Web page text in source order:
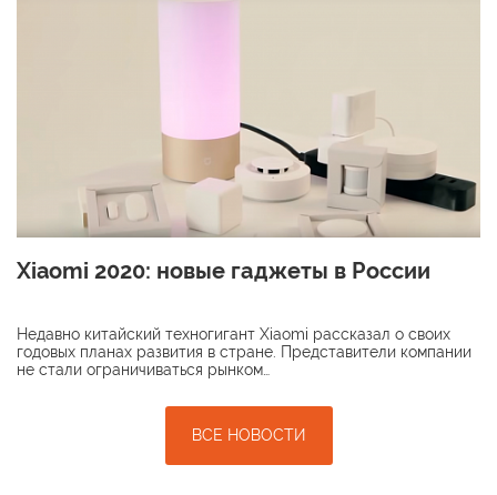
Xiaomi 2020: новые гаджеты в России
Недавно китайский техногигант Xiaomi рассказал о своих
годовых планах развития в стране. Представители компании
не стали ограничиваться рынком…
ВСЕ НОВОСТИ